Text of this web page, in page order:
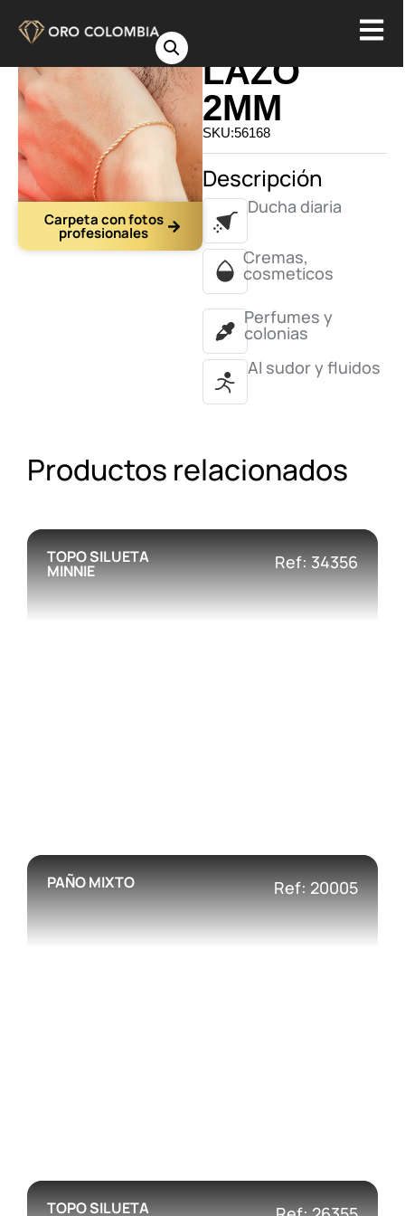
Carpeta con fotos
profesionales
PULSERA
LAZO
2MM
SKU:56168
Descripción
Ducha diaria
Cremas,
cosmeticos
Perfumes y
colonias
Al sudor y fluidos
Productos relacionados
TOPO SILUETA
MINNIE Ref: 34356
PAÑO MIXTO Ref: 20005
TOPO SILUETA